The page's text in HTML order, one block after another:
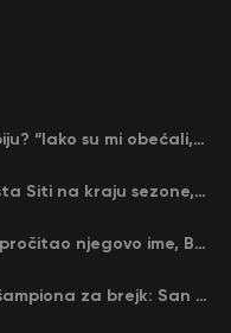
Zašto Rade Krunić ne igra za Srbiju? “Iako su mi obećali, niko me nije zvao…”
Kraj jedne ere – Gvardiola napušta Siti na kraju sezone, menja ga njegov nekadašnji rival
Nejmar ide na Mundijal: Anćeloti pročitao njegovo ime, Brazil u delirijumu (VIDEO)
Strašni Vembanjama “izudarao” šampiona za brejk: San Antonio poveo protiv Oklahome